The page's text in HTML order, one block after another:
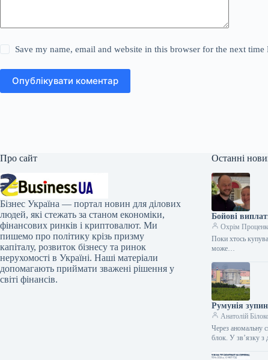
Save my name, email and website in this browser for the next time
Опублікувати коментар
Про сайт
Бізнес Україна — портал новин для ділових
людей, які стежать за станом економіки,
фінансових ринків і криптовалют. Ми
пишемо про політику крізь призму
капіталу, розвиток бізнесу та ринок
нерухомості в Україні. Наші матеріали
допомагають приймати зважені рішення у
світі фінансів.
Останні
Бойові
Охрім
Поки хтось
може…
Румунія
Анатолій
Через аномальну
блок. У зв’язку з